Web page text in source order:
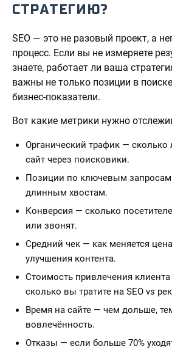
СТРАТЕГИЮ?
SEO — это не разовый проект, а
процесс. Если вы не измеряете
знаете, работает ли ваша
важны не только позиции в
бизнес-показатели.
Вот какие метрики нужно
Органический трафик —
сайт через поисковики.
Позиции по ключевым
длинным хвостам.
Конверсия — сколько
или звонят.
Средний чек — как меняется
улучшения контента.
Стоимость привлечения
сколько вы тратите на SEO vs
Время на сайте — чем дольше,
вовлечённость.
Отказы — если больше 70%